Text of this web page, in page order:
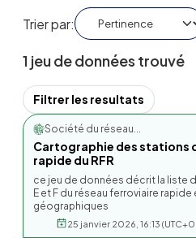
Trier par
1 jeu de données trouvé
Filtrer les resultats
Société du réseau...
Cartographie des stations
rapide du RFR
ce jeu de données décrit la liste
E et F du réseau ferroviaire
géographiques
25 janvier 2026, 16:13